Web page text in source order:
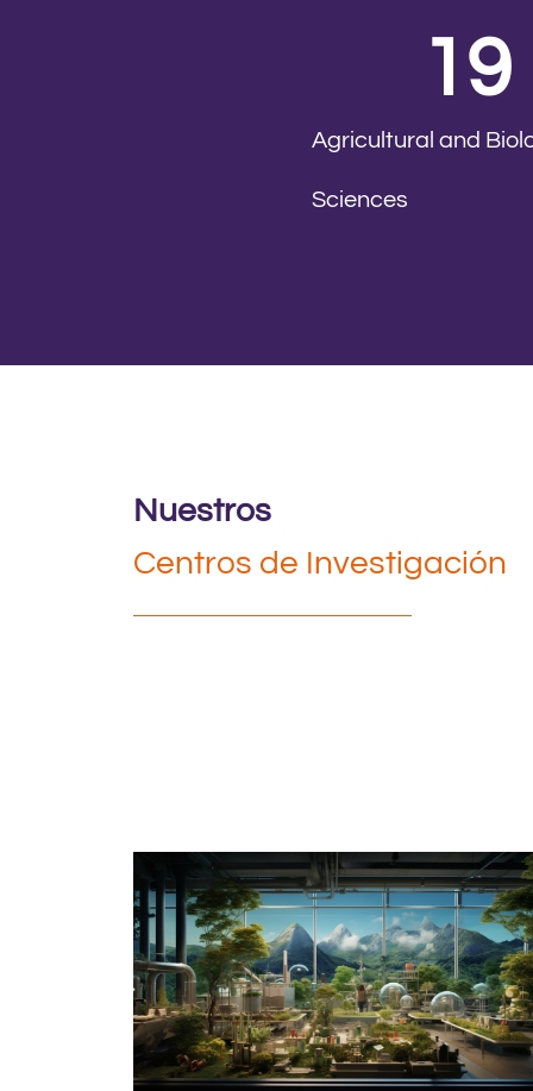
Agricultural and
Sciences
19
Nuestros
Centros de Investigación